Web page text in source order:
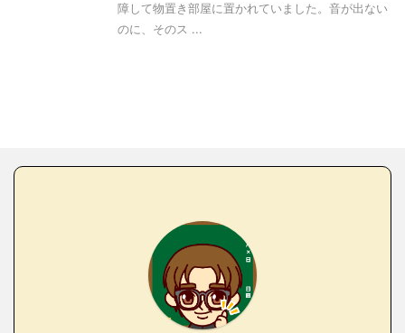
障して物置き部屋に置かれていました。音が出ない
のに、そのス ...